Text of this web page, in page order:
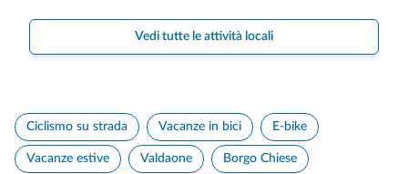
Vedi tutte le attività locali
Ciclismo su strada Vacanze in bici E-bike
Vacanze estive Valdaone Borgo Chiese